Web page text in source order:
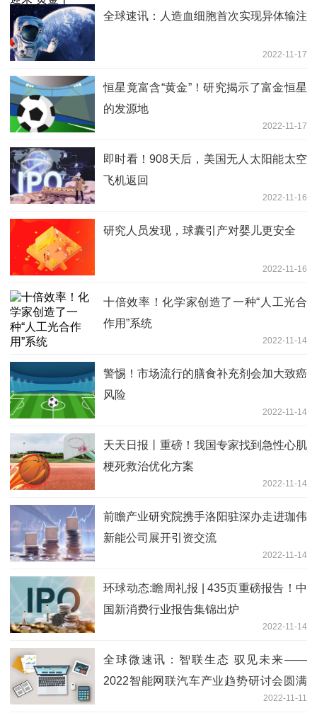
全球速讯：人造血细胞首次实现异体输注
2022-11-17
恒星竟富含“黄金”！研究揭示了富金恒星
的发源地
2022-11-17
即时看！908天后，美国无人太阳能太空
飞机返回
2022-11-16
研究人员发现，球囊引产对婴儿更安全
2022-11-16
十倍效率！化学家创造了一种“人工光合
作用”系统
2022-11-14
警惕！市场流行的膳食补充剂会加大致癌
风险
2022-11-14
天天日报丨重磅！我国专家找到急性心肌
梗死救治优化方案
2022-11-14
前瞻产业研究院携手洛阳驻深办走进珈伟
新能公司展开引资交流
2022-11-14
环球动态:瞻周礼报 | 435页重磅报告！中
国新消费行业报告集锦出炉
2022-11-14
全球微速讯：智联生态 驭见未来——
2022智能网联汽车产业趋势研讨会圆满
2022-11-11